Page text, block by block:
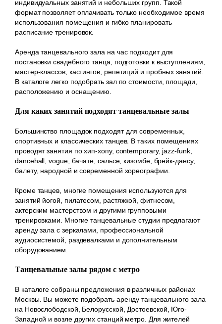
индивидуальных занятий и небольших групп. Такой
формат позволяет оплачивать только необходимое время
использования помещения и гибко планировать
расписание тренировок.
Аренда танцевального зала на час подходит для
постановки свадебного танца, подготовки к выступлениям,
мастер-классов, кастингов, репетиций и пробных занятий.
В каталоге легко подобрать зал по стоимости, площади,
расположению и оснащению.
Для каких занятий подходят танцевальные залы
Большинство площадок подходят для современных,
спортивных и классических танцев. В таких помещениях
проводят занятия по хип-хопу, contemporary, jazz-funk,
dancehall, vogue, бачате, сальсе, кизомбе, брейк-дансу,
балету, народной и современной хореографии.
Кроме танцев, многие помещения используются для
занятий йогой, пилатесом, растяжкой, фитнесом,
актерским мастерством и другими групповыми
тренировками. Многие танцевальные студии предлагают
аренду зала с зеркалами, профессиональной
аудиосистемой, раздевалками и дополнительным
оборудованием.
Танцевальные залы рядом с метро
В каталоге собраны предложения в различных районах
Москвы. Вы можете подобрать аренду танцевального зала
на Новослободской, Белорусской, Достоевской, Юго-
Западной и возле других станций метро. Для жителей